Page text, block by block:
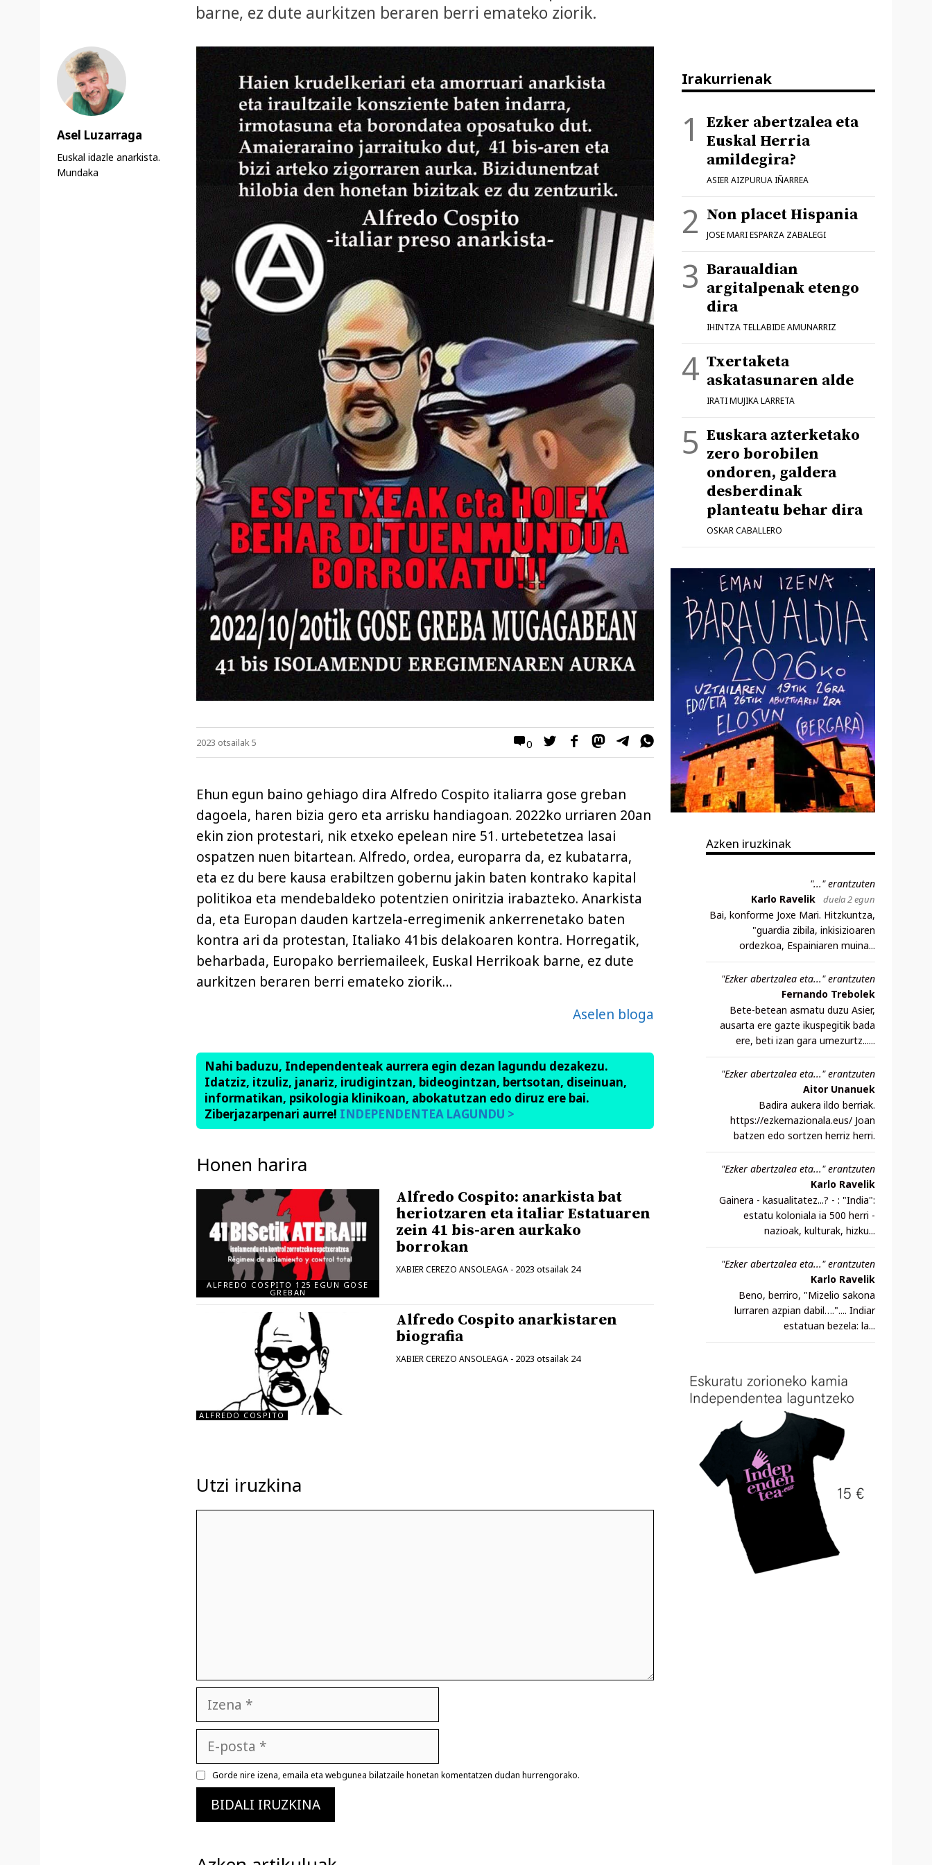
barne, ez dute aurkitzen beraren berri emateko ziorik.
0
2023 otsailak 5
Ehun egun baino gehiago dira Alfredo Cospito italiarra gose greban
dagoela, haren bizia gero eta arrisku handiagoan. 2022ko urriaren 20an
ekin zion protestari, nik etxeko epelean nire 51. urtebetetzea lasai
ospatzen nuen bitartean. Alfredo, ordea, europarra da, ez kubatarra,
eta ez du bere kausa erabiltzen gobernu jakin baten kontrako kapital
politikoa eta mendebaldeko potentzien oniritzia irabazteko. Anarkista
da, eta Europan dauden kartzela-erregimenik ankerrenetako baten
kontra ari da protestan, Italiako 41bis delakoaren kontra. Horregatik,
beharbada, Europako berriemaileek, Euskal Herrikoak barne, ez dute
aurkitzen beraren berri emateko ziorik…
Aselen bloga
Nahi baduzu, Independenteak aurrera egin dezan lagundu dezakezu.
Idatziz, itzuliz, janariz, irudigintzan, bideogintzan, bertsotan, diseinuan,
informatikan, psikologia klinikoan, abokatutzan edo diruz ere bai.
Ziberjazarpenari aurre! INDEPENDENTEA LAGUNDU >
Honen harira
ALFREDO COSPITO 125 EGUN GOSE
GREBAN
Alfredo Cospito: anarkista bat
heriotzaren eta italiar Estatuaren
zein 41 bis-aren aurkako
borrokan
XABIER CEREZO ANSOLEAGA - 2023 otsailak 24
ALFREDO COSPITO
Alfredo Cospito anarkistaren
biografia
XABIER CEREZO ANSOLEAGA - 2023 otsailak 24
Utzi iruzkina
Izena
posta
Gorde nire izena, emaila eta webgunea bilatzaile honetan komentatzen dudan hurrengorako.
Asel Luzarraga
Euskal idazle anarkista.
Mundaka
Irakurrienak
Ezker abertzalea eta
Euskal Herria
amildegira?
ASIER AIZPURUA IÑARREA
Non placet Hispania
JOSE MARI ESPARZA ZABALEGI
Baraualdian
argitalpenak etengo
dira
IHINTZA TELLABIDE AMUNARRIZ
Txertaketa
askatasunaren alde
IRATI MUJIKA LARRETA
Euskara azterketako
zero borobilen
ondoren, galdera
desberdinak
planteatu behar dira
OSKAR CABALLERO
Azken iruzkinak
"..." erantzuten
Karlo Ravelik
duela 2 egun
Bai, konforme Joxe Mari. Hitzkuntza,
"guardia zibila, inkisizioaren
ordezkoa, Espainiaren muina...
"Ezker abertzalea eta..." erantzuten
Fernando Trebolek
Bete-betean asmatu duzu Asier,
ausarta ere gazte ikuspegitik bada
ere, beti izan gara umezurtz......
"Ezker abertzalea eta..." erantzuten
Aitor Unanuek
Badira aukera ildo berriak.
https://ezkernazionala.eus/ Joan
batzen edo sortzen herriz herri.
"Ezker abertzalea eta..." erantzuten
Karlo Ravelik
Gainera - kasualitatez...? - : "India":
estatu koloniala ia 500 herri -
nazioak, kulturak, hizku...
"Ezker abertzalea eta..." erantzuten
Karlo Ravelik
Beno, berriro, "Mizelio sakona
lurraren azpian dabil….".... Indiar
estatuan bezela: la...